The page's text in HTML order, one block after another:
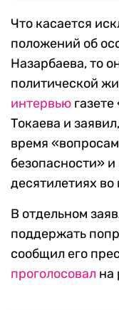
Что касается
положений об
Назарбаева, то
политической
интервью
Токаева и
время
безопасности»
десятилетиях во
В отдельном
поддержать
сообщил его
проголосовал на